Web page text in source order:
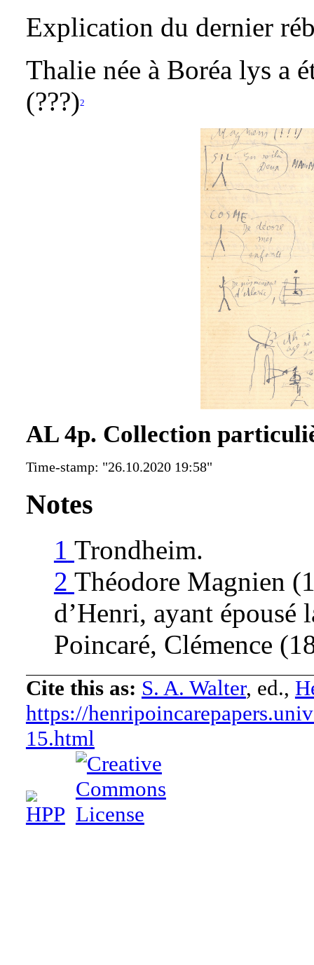
Explication du dernier
Thalie née à Boréa lys a
(???)2
AL 4p. Collection
Time-stamp: "26.10.2020 19:58"
Notes
1 Trondheim.
2 Théodore Magnien
d’Henri, ayant épousé
Poincaré, Clémence
Cite this as: S. A. Walter, ed.,
https://
15.html